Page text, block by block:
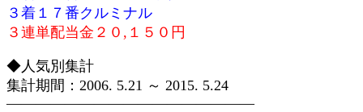
３着１７番クルミナル
３連単配当金２０,１５０円
◆人気別集計
集計期間：2006. 5.21 ～ 2015. 5.24
—————————————————